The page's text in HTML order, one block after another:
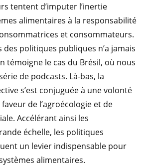
tentent d’imputer l’inertie
alimentaires à la responsabilité
et consommateurs.
politiques publiques n’a jamais
témoigne le cas du Brésil, où nous
de podcasts. Là-bas, la
s’est conjuguée à une volonté
de l’agroécologie et de
Accélérant ainsi les
échelle, les politiques
un levier indispensable pour
alimentaires.